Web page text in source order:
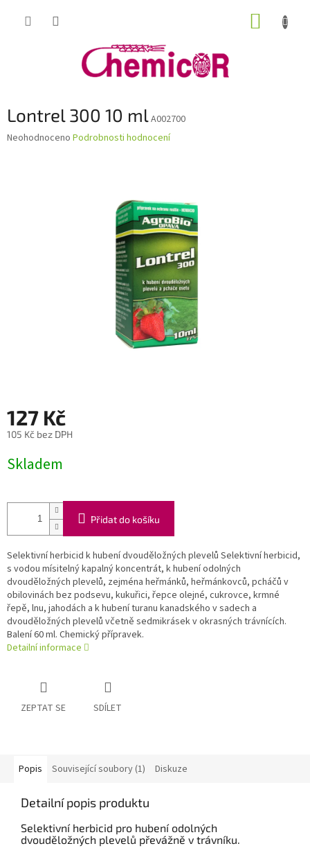
Lontrel 300 10 mlA002700
Průměrné
Neohodnoceno Podrobnosti hodnocení
127 Kč
105 Kč bez DPH
cena:
Skladem
Přidat do košíku
Selektivní herbicid k hubení dvouděložných plevelů Selektivní herbicid,
s vodou mísitelný kapalný koncentrát, k hubení odolných
dvouděložných plevelů, zejména heřmánků, heřmánkovců, pcháčů v
obilovinách bez podsevu, kukuřici, řepce olejné, cukrovce, krmné
řepě, lnu, jahodách a k hubení turanu kanadského v sadech a
dvouděložných plevelů včetně sedmikrásek v okrasných trávnících.
Balení 60 ml. Chemický přípravek.
Detailní informace
ZEPTAT SE SDÍLET
Popis Související soubory (1) Diskuze
Detailní popis produktu
Selektivní herbicid pro hubení odolných
dvouděložných plevelů převážně v trávníku.